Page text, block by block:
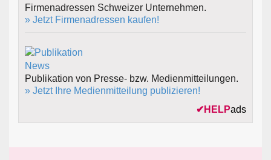
Firmenadressen Schweizer Unternehmen.
» Jetzt Firmenadressen kaufen!
Publikation von Presse- bzw. Medienmitteilungen.
» Jetzt Ihre Medienmitteilung publizieren!
✔ HELPads